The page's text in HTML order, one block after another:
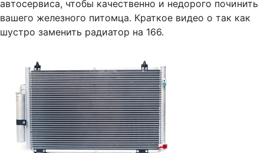
автосервиса, чтобы качественно и недорого починить
вашего железного питомца. Краткое видео о так как
шустро заменить радиатор на 166.